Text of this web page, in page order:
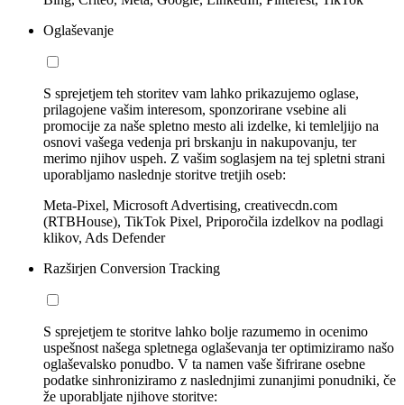
Oglaševanje
S sprejetjem teh storitev vam lahko prikazujemo oglase,
prilagojene vašim interesom, sponzorirane vsebine ali
promocije za naše spletno mesto ali izdelke, ki temleljijo na
osnovi vašega vedenja pri brskanju in nakupovanju, ter
merimo njihov uspeh. Z vašim soglasjem na tej spletni strani
uporabljamo naslednje storitve tretjih oseb:
Meta-Pixel, Microsoft Advertising, creativecdn.com
(RTBHouse), TikTok Pixel, Priporočila izdelkov na podlagi
klikov, Ads Defender
Razširjen Conversion Tracking
S sprejetjem te storitve lahko bolje razumemo in ocenimo
uspešnost našega spletnega oglaševanja ter optimiziramo našo
oglaševalsko ponudbo. V ta namen vaše šifrirane osebne
podatke sinhroniziramo z naslednjimi zunanjimi ponudniki, če
že uporabljate njihove storitve: